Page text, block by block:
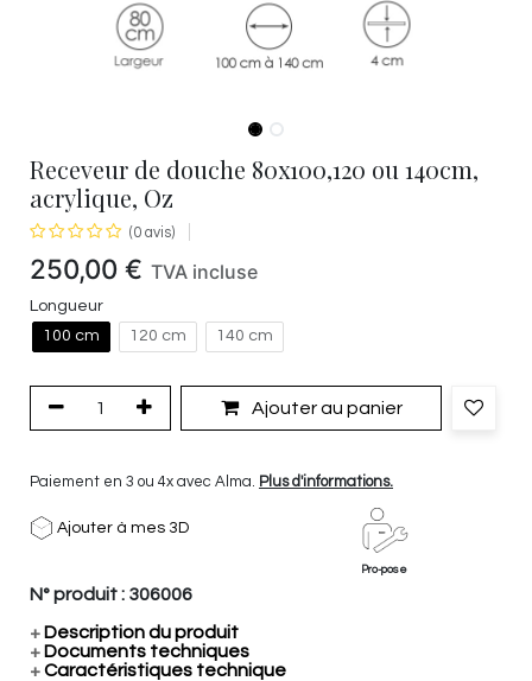
Receveur de douche 80x100,120 ou 140cm,
acrylique, Oz
(0 avis)
250,00 € TVA incluse
Longueur
100 cm 120 cm 140 cm
Ajouter au panier
Paiement en 3 ou 4x avec Alma. Plus d'informations.
Ajouter à mes 3D
Pro-pose
N° produit : 306006
+ Description du produit
+ Documents techniques
+Caractéristiques technique